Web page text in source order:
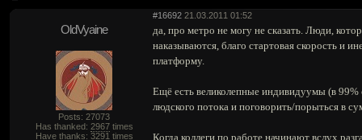
#16692 21.03.2011 01:52
OldVyaine
Posts: 27073
Has thanked: 2967times
Have thanks: 3291 times
да, про метро не могу не сказать. Люди,
наказываются, благо стартовая скорость и
платформу.
Ещё есть великолепные индивидуумы (в
людского потока и поговорить/порыться в
Когда коллеги по работе начинают вслух